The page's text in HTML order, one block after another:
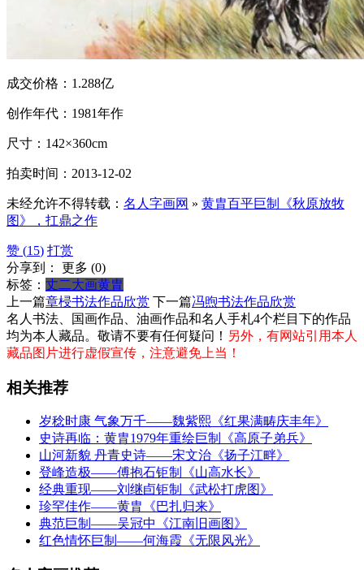
成交价格：1.288亿
创作年代：1981年作
尺寸：142×360cm
拍卖时间：2013-12-02
未经允许不得转载： 名人字画网 » 黄胄百平巨制《秋原放牧
图》，扛鼎之作
赞 (15) 打赏
分享到： 更多 (0)
标签： 丈二大画黄胄
上一篇章梫书法作品欣赏 下一篇冯煦书法作品欣赏
名人书法、国画作品、油画作品和名人手札4个栏目下的作品
均为本人藏品。敬请不要有任何疑问！ 另外，有网站引用本人
藏品图片进行虚假宣传，注意避免上当！
相关推荐
岁稔时康 气象万千——魏紫熙《红果满畴庆丰年》
史诗再临：黄胄1979年重绘巨制《高原子弟兵》
山河新貌 丹青史诗——宋文治《扬子江畔》
‌登峰造极——傅抱石钜制《山高水长》
经典重现——刘继卣钜制《武松打虎图》
珍罕佳作——黄胄《巴扎归来》
典范巨制——吴冠中《江南旧画图》
红色情怀巨制——何海霞《无限风光》